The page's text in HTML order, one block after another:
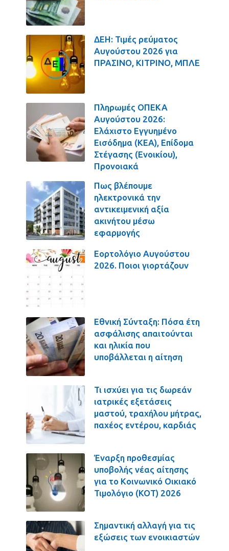
ΔΕΗ: Τιμές ρεύματος
Αυγούστου 2026 για
ΠΡΑΣΙΝΟ, ΚΙΤΡΙΝΟ, ΜΠΛΕ
Πληρωμές ΟΠΕΚΑ
Αυγούστου 2026:
Ελάχιστο Εγγυημένο
Εισόδημα (ΚΕΑ), Επίδομα
Στέγασης (Ενοικίου),
Προνοιακά
Πως βλέπουμε
ηλεκτρονικά την
αντικειμενική αξία
ακινήτου μέσω
εφαρμογής
Εορτολόγιο Αυγούστου
2026. Ποιοι γιορτάζουν
Εθνική Σύνταξη: Πόσα έτη
ασφάλισης απαιτούνται
και ηλικία που
υποβάλλεται η αίτηση
Τι ισχύει για τις δωρεάν
ιατρικές εξετάσεις
μαστού, τραχήλου μήτρας,
παχέος εντέρου, καρδιάς
Έναρξη προθεσμίας
υποβολής νέας αίτησης
για το Κοινωνικό Οικιακό
Τιμολόγιο (ΚΟΤ) 2026
Σημαντική αλλαγή για τις
εξώσεις των ενοικιαστών